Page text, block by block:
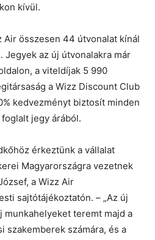
kívül.
Air összesen 44 útvonalat kínál
Jegyek az új útvonalakra már
a viteldíjak 5 990
a Wizz Discount Club
kedvezményt biztosít minden
jegy árából.
érkeztünk a vállalat
Magyarországra vezetnek
a Wizz Air
sajtótájékoztatón. – „Az új
munkahelyeket teremt majd a
szakemberek számára, és a